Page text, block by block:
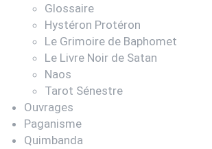
Glossaire
Hystéron Protéron
Le Grimoire de Baphomet
Le Livre Noir de Satan
Naos
Tarot Sénestre
Ouvrages
Paganisme
Quimbanda